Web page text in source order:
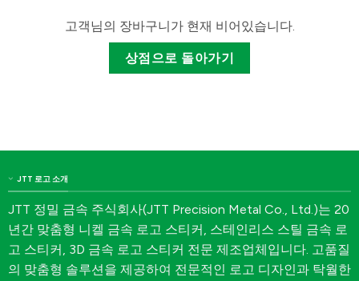
고객님의 장바구니가 현재 비어있습니다.
상점으로 돌아가기
JTT 로고 소개
JTT 정밀 금속 주식회사(JTT Precision Metal Co., Ltd.)는 20
년간 맞춤형 니켈 금속 로고 스티커, 스테인리스 스틸 금속 로
고 스티커, 3D 금속 로고 스티커 전문 제조업체입니다. 고품질
의 맞춤형 솔루션을 제공하여 전문적인 로고 디자인과 탁월한